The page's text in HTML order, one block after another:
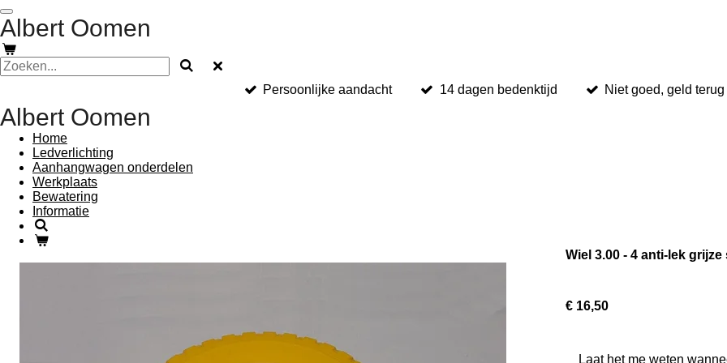
Ga
direct
naar
de
hoofdinhoud
Albert Oomen
Persoonlijke aandacht 14 dagen bedenktijd Niet goed, geld terug
Albert Oomen
Home
Ledverlichting
Aanhangwagen onderdelen
Werkplaats
Bewatering
Informatie
Wiel 3.00 - 4 anti-lek
€ 16,50
Laat het me weten